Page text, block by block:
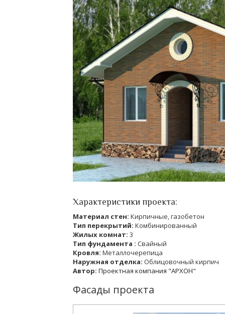
Характеристики проекта:
Материал стен: Кирпичные, газобетон
Тип перекрытий: Комбинированный
Жилых комнат: 3
Тип фундамента : Свайный
Кровля: Металлочерепица
Наружная отделка: Облицовочный кирпич
Автор: Проектная компания "АРХОН"
Фасады проекта